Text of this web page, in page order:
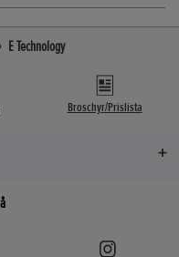
E Technology
Broschyr/Prislista